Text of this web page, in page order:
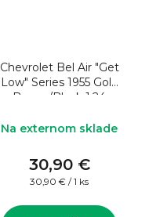
Chevrolet Bel Air "Get
Low" Series 1955 Gold
Brown/Black 1:24
Na externom sklade
30,90 €
Jednotková
30,90 € / 1 ks